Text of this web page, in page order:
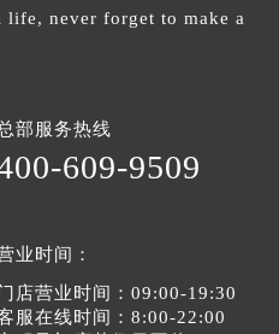
自治区巴彦淖尔市临河区新华
自治区包头市青山区幸福路甲
古自治区通辽市科尔沁区明仁
古自治区乌兰察布市集宁区恩
古自治区锡林郭勒盟市锡林浩
古自治区兴安盟市乌兰浩特市
life, never forget to make a
部服务热线
609-9509
业时间：
店营业时间：09:00-19:30
服在线时间：8:00-22:00